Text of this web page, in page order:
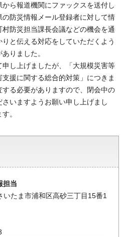
ら報道機関にファックスを送付し
防災情報メール登録者に対して情
防災担当課長会議などの機会を通
と伝える対応をしていただくよう
りました。
し上げましたが、「大規模災害等
援に関する総合的対策」につきま
る必要がありますので、閉会中の
いますようお願い申し上げまし
。
担当
たま市浦和区高砂三丁目15番1